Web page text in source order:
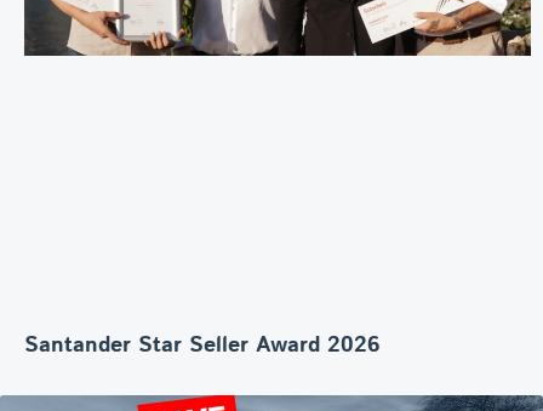
Santander Star Seller Award 2026